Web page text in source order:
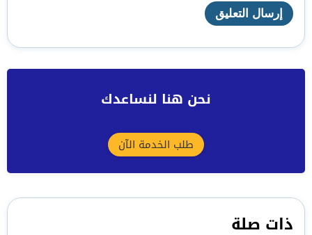
نحن هنا لنساعدك
طلب الخدمة الآن
ذات صلة